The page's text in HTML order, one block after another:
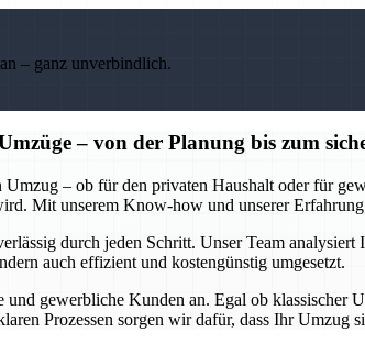
– ganz unverbindlich.
– von der Planung bis zum
– ob für den privaten Haushalt oder für
Mit unserem Know-how und unserer
durch jeden Schritt. Unser Team
auch effizient und kostengünstig umgesetzt.
gewerbliche Kunden an. Egal ob klassischer
Prozessen sorgen wir dafür, dass Ihr